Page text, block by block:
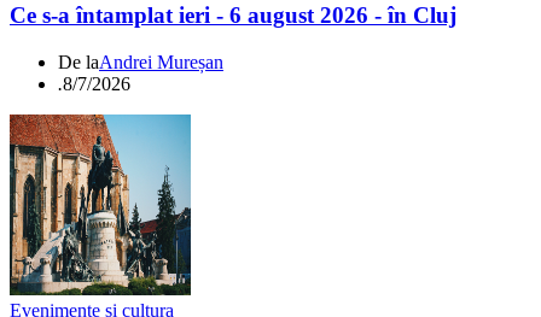
Ce s-a întamplat ieri - 6 august 2026 - în Cluj
De laAndrei Mureșan
.8/7/2026
Evenimente si cultura